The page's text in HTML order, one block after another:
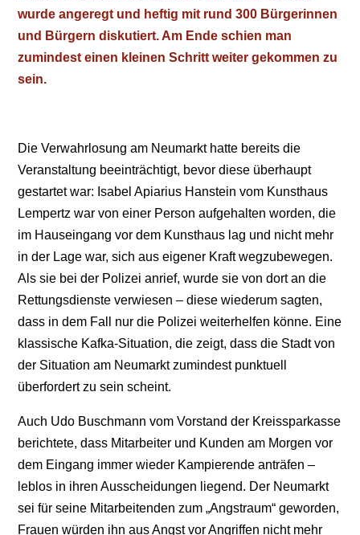
wurde angeregt und heftig mit rund 300 Bürgerinnen
und Bürgern diskutiert. Am Ende schien man
zumindest einen kleinen Schritt weiter gekommen zu
sein.
Die Verwahrlosung am Neumarkt hatte bereits die
Veranstaltung beeinträchtigt, bevor diese überhaupt
gestartet war: Isabel Apiarius Hanstein vom Kunsthaus
Lempertz war von einer Person aufgehalten worden, die
im Hauseingang vor dem Kunsthaus lag und nicht mehr
in der Lage war, sich aus eigener Kraft wegzubewegen.
Als sie bei der Polizei anrief, wurde sie von dort an die
Rettungsdienste verwiesen – diese wiederum sagten,
dass in dem Fall nur die Polizei weiterhelfen könne. Eine
klassische Kafka-Situation, die zeigt, dass die Stadt von
der Situation am Neumarkt zumindest punktuell
überfordert zu sein scheint.
Auch Udo Buschmann vom Vorstand der Kreissparkasse
berichtete, dass Mitarbeiter und Kunden am Morgen vor
dem Eingang immer wieder Kampierende anträfen –
leblos in ihren Ausscheidungen liegend. Der Neumarkt
sei für seine Mitarbeitenden zum „Angstraum“ geworden,
Frauen würden ihn aus Angst vor Angriffen nicht mehr